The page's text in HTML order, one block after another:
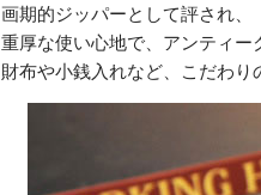
画期的ジッパーとして評され
重厚な使い心地で、アンティー
財布や小銭入れなど、こだわ